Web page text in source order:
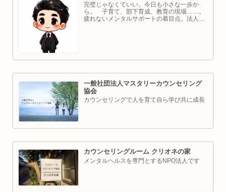
完璧じゃなくていい。今日も小さな一歩か
ら。 子育て、部下育成、教育の現場……。
疲れないメンタルサポートの着目点。法人代
一般社団法人マスタリーカウンセリング
協会
カウンセリングで人を育て自ら学び共に成長
カウンセリングルーム クリオネの家
メンタルヘルスを専門とするNPO法人です